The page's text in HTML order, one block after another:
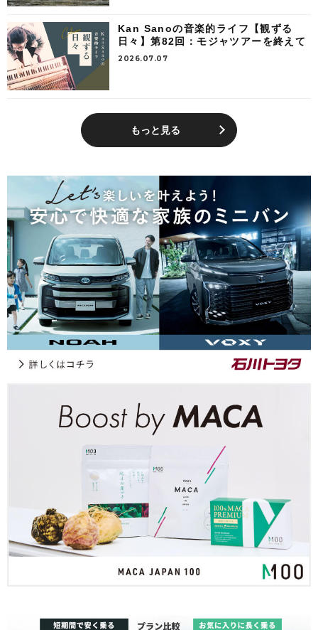
Kan Sanoの音楽的ライフ【観ずる
日々】第82回：モジャツアーを終えて
2026.07.07
もっと見る